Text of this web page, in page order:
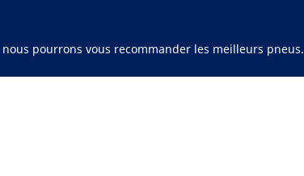
pourrons vous recommander les meilleurs pneus.